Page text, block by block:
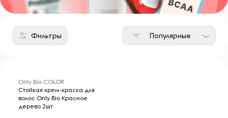
Фильтры Популярные
Only Bio COLOR
Стойкая крем-краска для
волос Only Bio Красное
дерево 2шт